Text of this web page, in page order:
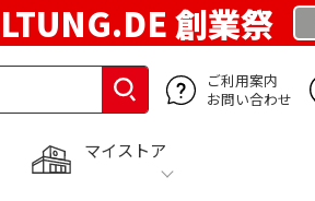
創業祭
ご利用案内
お問い合わせ
マイストア